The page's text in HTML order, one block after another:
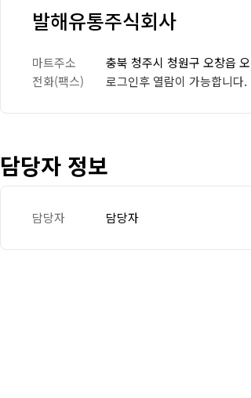
발해유통주식회사
마트주소 충북 청주시 청원구 오창읍
전화(팩스)
로그인후 열람이 가능합니다.
담당자 정보
담당자 담당자